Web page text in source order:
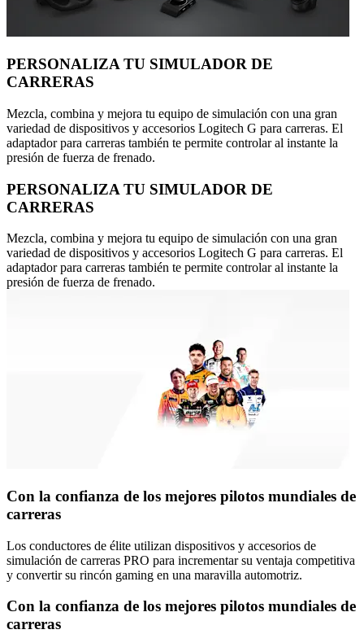
PERSONALIZA TU SIMULADOR DE
CARRERAS
Mezcla, combina y mejora tu equipo de simulación con una gran
variedad de dispositivos y accesorios Logitech G para carreras. El
adaptador para carreras también te permite controlar al instante la
presión de fuerza de frenado.
PERSONALIZA TU SIMULADOR DE
CARRERAS
Mezcla, combina y mejora tu equipo de simulación con una gran
variedad de dispositivos y accesorios Logitech G para carreras. El
adaptador para carreras también te permite controlar al instante la
presión de fuerza de frenado.
Con la confianza de los mejores pilotos mundiales de
carreras
Los conductores de élite utilizan dispositivos y accesorios de
simulación de carreras PRO para incrementar su ventaja competitiva
y convertir su rincón gaming en una maravilla automotriz.
Con la confianza de los mejores pilotos mundiales de
carreras